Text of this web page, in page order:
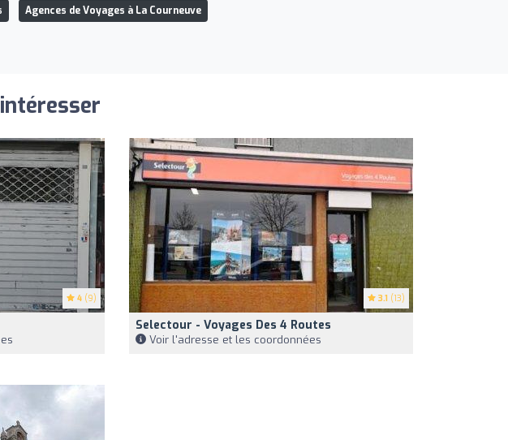
Agences de Voyages à La Courneuve
4 (9) 3.1 (13)
Selectour - Voyages Des 4 Routes
Voir l'adresse et les coordonnées